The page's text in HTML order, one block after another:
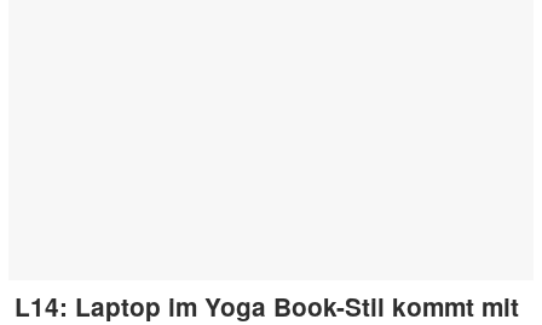
L14: Laptop im Yoga Book-Stil kommt mit